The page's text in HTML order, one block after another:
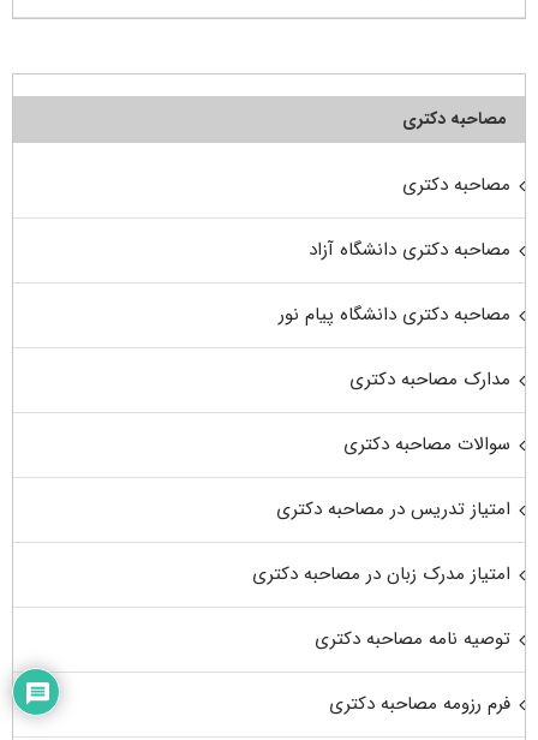
مصاحبه دکتری
مصاحبه دکتری
مصاحبه دکتری دانشگاه آزاد
مصاحبه دکتری دانشگاه پیام نور
مدارک مصاحبه دکتری
سوالات مصاحبه دکتری
امتیاز تدریس در مصاحبه دکتری
امتیاز مدرک زبان در مصاحبه دکتری
توصیه نامه مصاحبه دکتری
فرم رزومه مصاحبه دکتری